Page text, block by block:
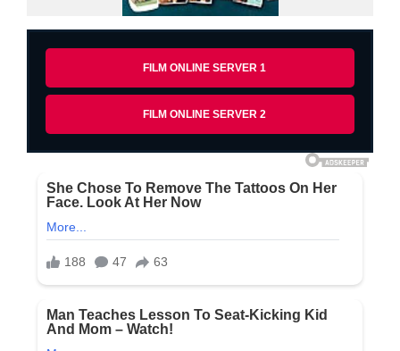
FILM ONLINE SERVER 1
FILM ONLINE SERVER 2